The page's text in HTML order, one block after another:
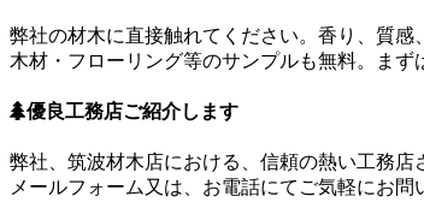
弊社の材木に直接触れてください。香り、質感
木材・フローリング等のサンプルも無料。まず
優良工務店ご紹介します
弊社、筑波材木店における、信頼の熱い工務店
メールフォーム又は、お電話にてご気軽にお